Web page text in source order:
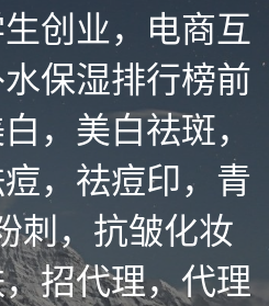
创业，电商互
保湿排行榜前
，美白祛斑，
，祛痘印，青
刺，抗皱化妆
招代理，代理